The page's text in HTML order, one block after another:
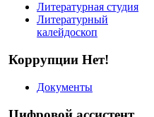
Литературная студия
Литературный
калейдоскоп
Коррупции Нет!
Документы